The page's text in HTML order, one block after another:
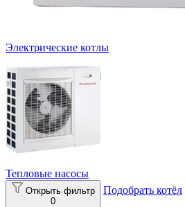
Электрические котлы
Тепловые насосы
Открыть фильтр
0
Подобрать котёл